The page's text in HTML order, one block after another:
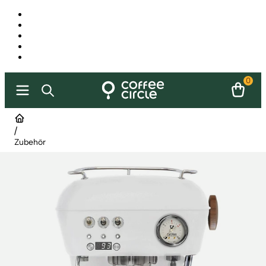
0
/
Zubehör